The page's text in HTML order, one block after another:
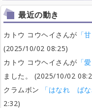
2026年1月31日(土) 終
最近の動き
カトウ コウヘイさんが 「
(2025/10/02 08:25)
カトウ コウヘイさんが 「
ました。 (2025/10/02
クラムボン
「はなれ ば
2:32)